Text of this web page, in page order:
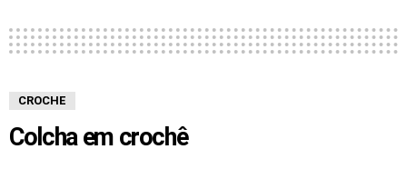
CROCHE
Colcha em crochê